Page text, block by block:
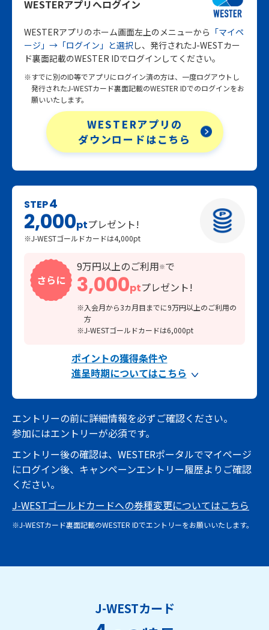
WESTERアプリへログイン
WESTERアプリのホーム画面左上のメニューから 「マイペ
ージ」→「ログイン」と選択 し、発行されたJ-WESTカー
ド裏面記載のWESTER IDでログインしてください。
※すでに別のID等でアプリにログイン済の方は、一度ログアウトし
発行されたJ-WESTカード裏面記載のWESTER IDでのログインをお
願いいたします。
WESTERアプリの
ダウンロードはこちら
STEP4
2,000ptプレゼント!
※J-WESTゴールドカードは4,000pt
さらに
9万円以上のご利用※で
3,000ptプレゼント!
※入会月から3カ月目までに9万円以上のご利用の
方
※J-WESTゴールドカードは6,000pt
ポイントの獲得条件や
進呈時期についてはこちら
エントリーの前に詳細情報を必ずご確認ください。
参加にはエントリーが必須です。
エントリー後の確認は、WESTERポータルでマイページ
にログイン後、キャンペーンエントリー履歴よりご確認
ください。
J-WESTゴールドカードへの券種変更についてはこちら
※J-WESTカード裏面記載のWESTER IDでエントリーをお願いいたします。
J-WESTカード